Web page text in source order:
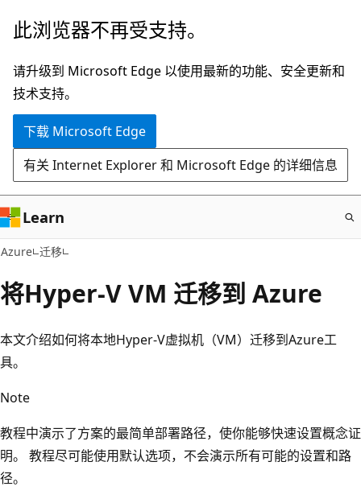
跳
主
要
内
此浏览器不再受支持。
请升级到 Microsoft Edge 以使用最新的功能、安全更新和
技术支持。
下载 Microsoft Edge
有关 Internet Explorer 和 Microsoft Edge 的详细信息
Learn
Azure 迁移
将Hyper-V VM 迁移到 Azure
本文介绍如何将本地Hyper-V虚拟机（VM）迁移到Azure工
具。
Note
教程中演示了方案的最简单部署路径，使你能够快速设置概念证
明。 教程尽可能使用默认选项，不会演示所有可能的设置和路
径。